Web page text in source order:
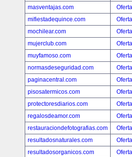
masventajas.com
mifiestadequince.com
mochilear.com
mujerclub.com
muyfamoso.com
normasdeseguridad.com
paginacentral.com
pisosatermicos.com
protectoresdiarios.com
regalosdeamor.com
restauraciondefotografias.com
resultadosnaturales.com
resultadosorganicos.com